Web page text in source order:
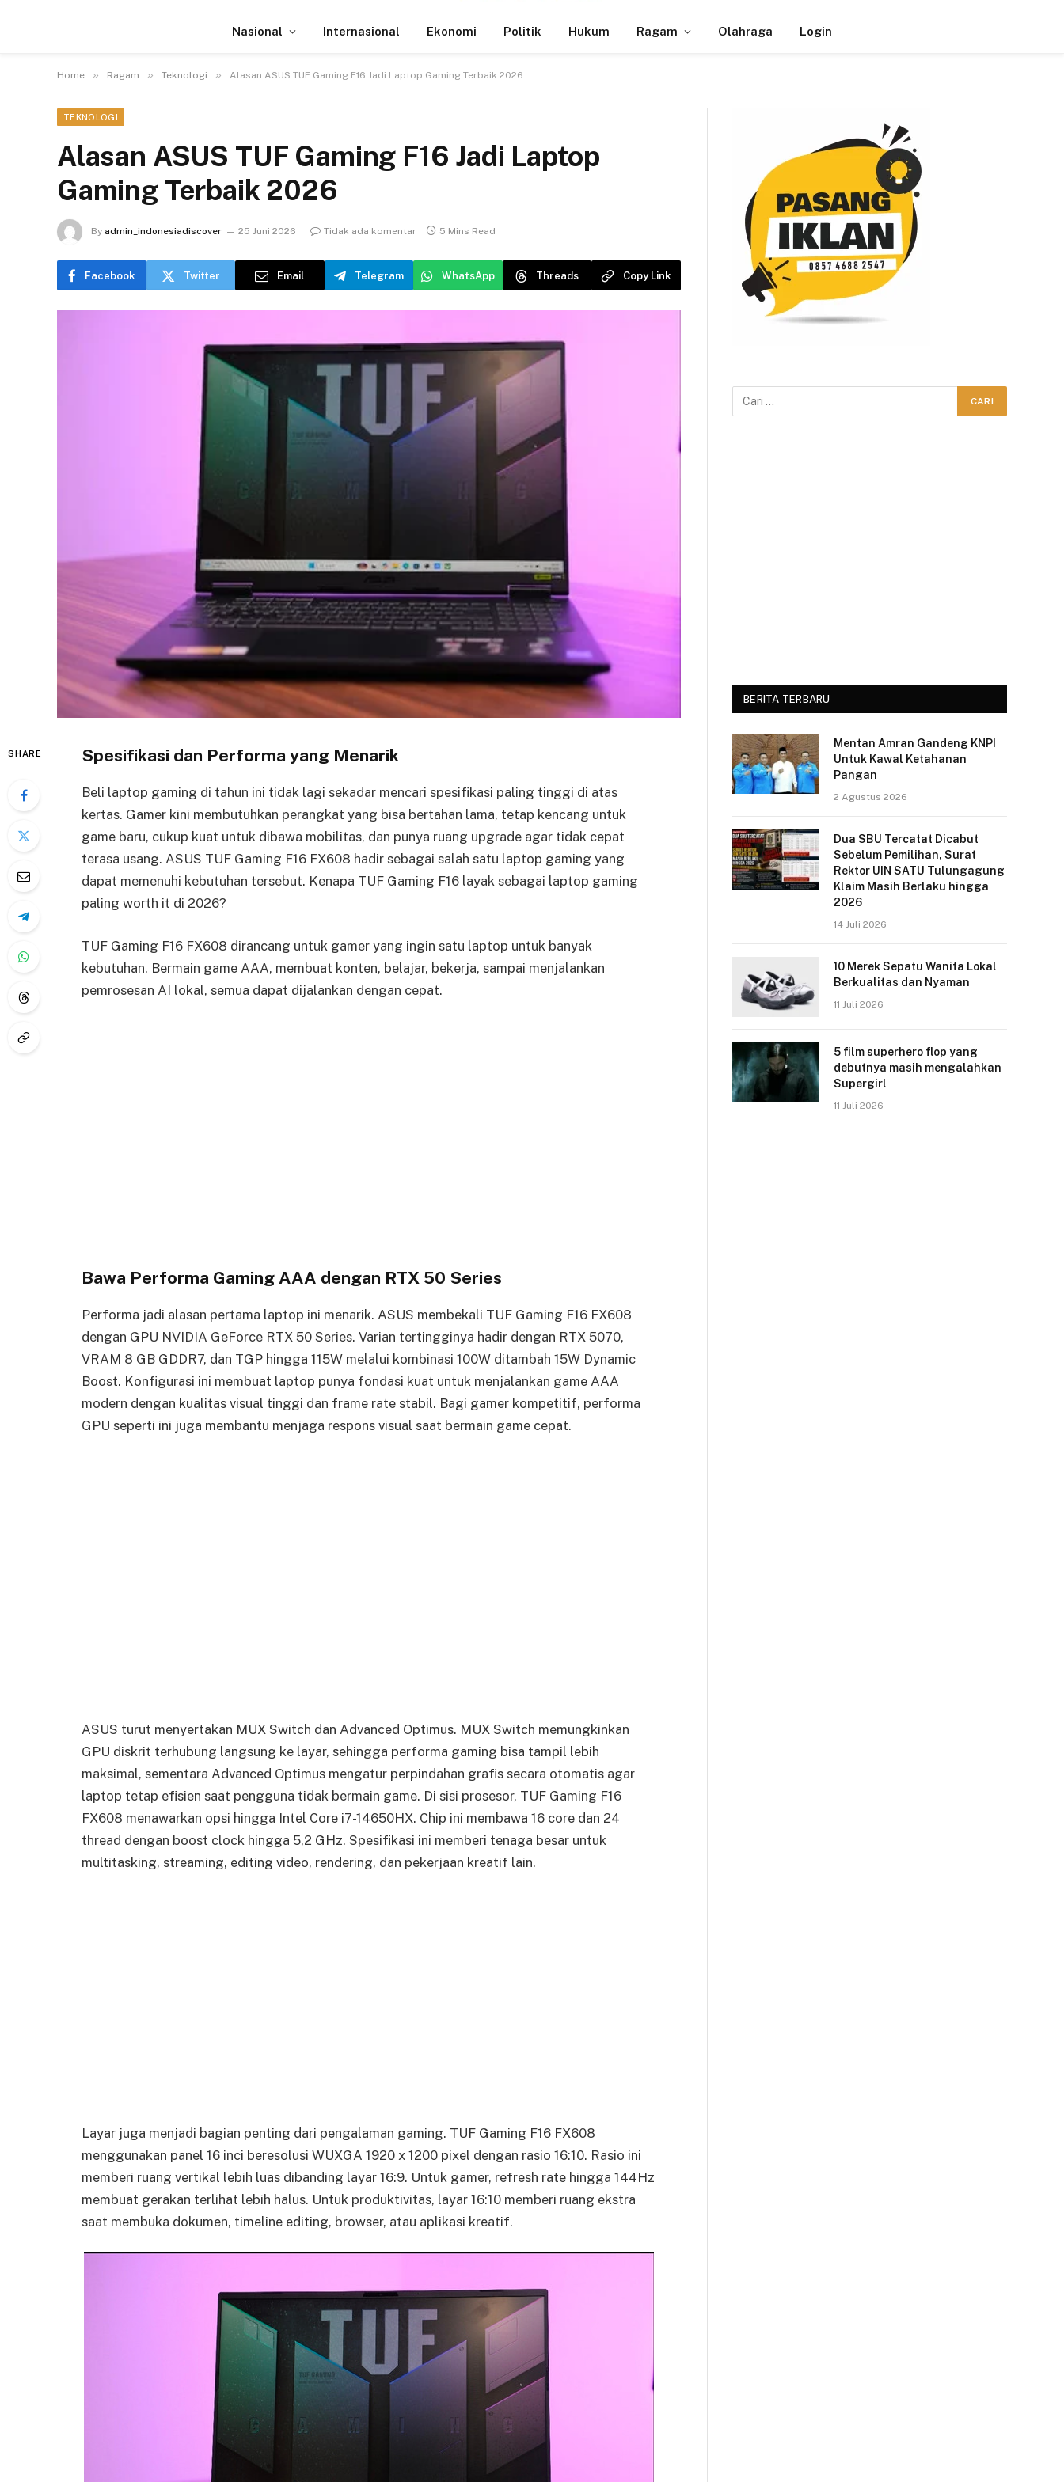
Nasional Internasional Ekonomi Politik Hukum Ragam Olahraga Login
Home » Ragam » Teknologi » Alasan ASUS TUF Gaming F16 Jadi Laptop Gaming Terbaik 2026
TEKNOLOGI
Alasan ASUS TUF Gaming F16 Jadi Laptop
Gaming Terbaik 2026
By admin_indonesiadiscover 25 Juni 2026 Tidak ada komentar 5 Mins Read
Facebook Twitter Email Telegram WhatsApp Threads Copy Link
SHARE Spesifikasi dan Performa yang Menarik
Beli laptop gaming di tahun ini tidak lagi sekadar mencari spesifikasi paling tinggi di atas
kertas. Gamer kini membutuhkan perangkat yang bisa bertahan lama, tetap kencang untuk
game baru, cukup kuat untuk dibawa mobilitas, dan punya ruang upgrade agar tidak cepat
terasa usang. ASUS TUF Gaming F16 FX608 hadir sebagai salah satu laptop gaming yang
dapat memenuhi kebutuhan tersebut. Kenapa TUF Gaming F16 layak sebagai laptop gaming
paling worth it di 2026?
TUF Gaming F16 FX608 dirancang untuk gamer yang ingin satu laptop untuk banyak
kebutuhan. Bermain game AAA, membuat konten, belajar, bekerja, sampai menjalankan
pemrosesan AI lokal, semua dapat dijalankan dengan cepat.
Bawa Performa Gaming AAA dengan RTX 50 Series
Performa jadi alasan pertama laptop ini menarik. ASUS membekali TUF Gaming F16 FX608
dengan GPU NVIDIA GeForce RTX 50 Series. Varian tertingginya hadir dengan RTX 5070,
VRAM 8 GB GDDR7, dan TGP hingga 115W melalui kombinasi 100W ditambah 15W Dynamic
Boost. Konfigurasi ini membuat laptop punya fondasi kuat untuk menjalankan game AAA
modern dengan kualitas visual tinggi dan frame rate stabil. Bagi gamer kompetitif, performa
GPU seperti ini juga membantu menjaga respons visual saat bermain game cepat.
ASUS turut menyertakan MUX Switch dan Advanced Optimus. MUX Switch memungkinkan
GPU diskrit terhubung langsung ke layar, sehingga performa gaming bisa tampil lebih
maksimal, sementara Advanced Optimus mengatur perpindahan grafis secara otomatis agar
laptop tetap efisien saat pengguna tidak bermain game. Di sisi prosesor, TUF Gaming F16
FX608 menawarkan opsi hingga Intel Core i7-14650HX. Chip ini membawa 16 core dan 24
thread dengan boost clock hingga 5,2 GHz. Spesifikasi ini memberi tenaga besar untuk
multitasking, streaming, editing video, rendering, dan pekerjaan kreatif lain.
Layar juga menjadi bagian penting dari pengalaman gaming. TUF Gaming F16 FX608
menggunakan panel 16 inci beresolusi WUXGA 1920 x 1200 pixel dengan rasio 16:10. Rasio ini
memberi ruang vertikal lebih luas dibanding layar 16:9. Untuk gamer, refresh rate hingga 144Hz
membuat gerakan terlihat lebih halus. Untuk produktivitas, layar 16:10 memberi ruang ekstra
saat membuka dokumen, timeline editing, browser, atau aplikasi kreatif.
BERITA TERBARU
Mentan Amran Gandeng KNPI
Untuk Kawal Ketahanan
Pangan
2 Agustus 2026
Dua SBU Tercatat Dicabut
Sebelum Pemilihan, Surat
Rektor UIN SATU Tulungagung
Klaim Masih Berlaku hingga
2026
14 Juli 2026
10 Merek Sepatu Wanita Lokal
Berkualitas dan Nyaman
11 Juli 2026
5 film superhero flop yang
debutnya masih mengalahkan
Supergirl
11 Juli 2026